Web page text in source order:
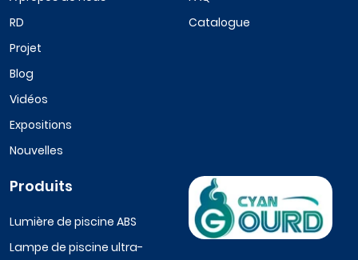
RD
Projet
Blog
Vidéos
Expositions
Nouvelles
Catalogue
Produits
Lumière de piscine ABS
Lampe de piscine ultra-